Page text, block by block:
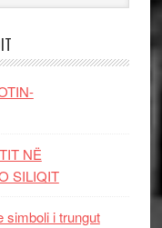
NË
SILIQIT
simboli i trungut